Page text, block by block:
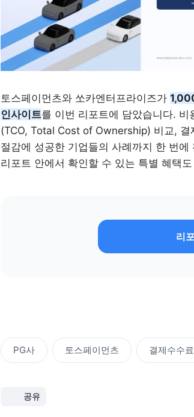
토스페이먼츠와 쏘카엔터프라이즈가
인사이트를 이번 리포트에 담았습니다.
(TCO, Total Cost of Ownership) 비교, 결
절감에 성공한 기업들의 사례까지 한 번
리포트 안에서 확인할 수 있는 특별 혜택
리
PG사 토스페이먼츠 결제수수료
공유